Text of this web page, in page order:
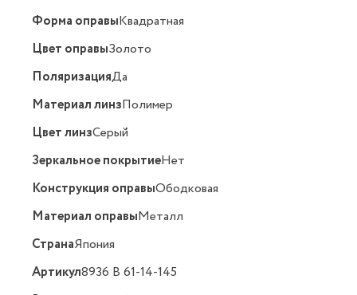
Форма оправыКвадратная
Цвет оправыЗолото
ПоляризацияДа
Материал линзПолимер
Цвет линзСерый
Зеркальное покрытиеНет
Конструкция оправыОбодковая
Материал оправыМеталл
СтранаЯпония
Артикул8936 B 61-14-145